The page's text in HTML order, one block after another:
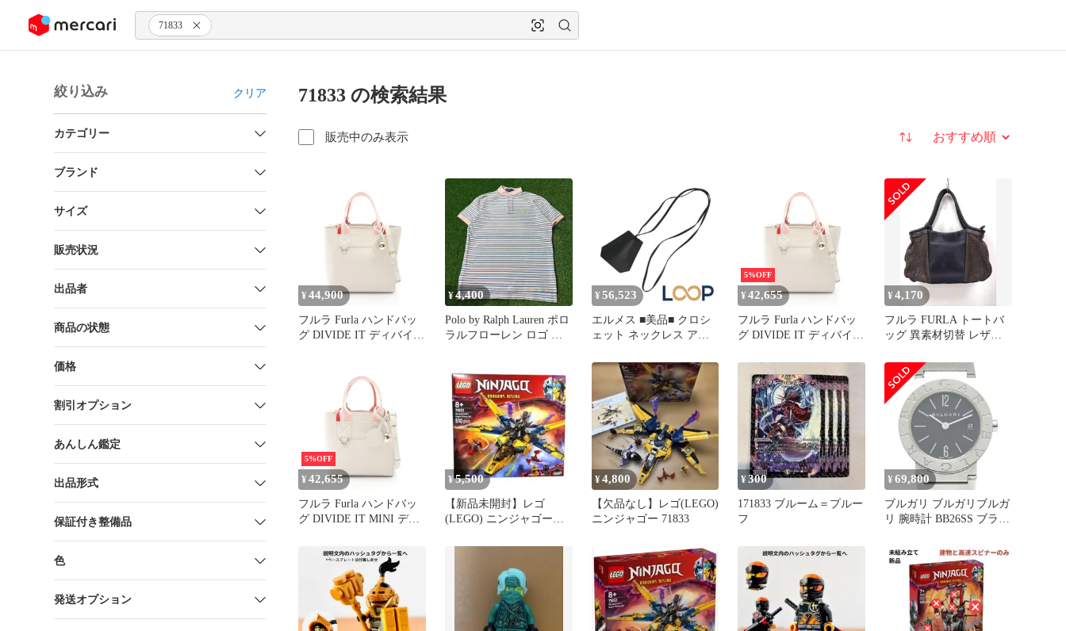
ツにスキップ 71833
絞り込み クリア
カテゴリー
ブランド
サイズ
販売状況
出品者
商品の状態
価格
割引オプション
あんしん鑑定
出品形式
保証付き整備品
色
発送オプション
71833 の検索結果
販売中のみ表示 並び替え
¥ 44,900
フルラ Furla ハンドバッ
グ DIVIDE IT ディバイデ
ザー ショルダーバッグ
レディース 新品
¥4,400
Polo by Ralph Lauren ポロ
ラルフローレン ロゴ 半
ート アメカジ 古着
b26071833【ポロシャ
ツ・ラガーシャツ】
¥ 56,523
エルメス ■美品■ クロシ
ェット ネックレス アク
ブラック □N刻 箱
【718335】1
5%OFF
¥ 42,655
フルラ Furla ハンドバッ
グ DIVIDE IT ディバイデ
WB02038BX44671833S レ
ザー ショルダーバッグ
レディース 新品
¥4,170
フルラ FURLA トートバ
ッグ 異素材切替 レザー
5%OFF
¥ 42,655
フルラ Furla ハンドバッ
グ DIVIDE IT MINI ディ
WB02068BX44671833S レ
ザー ショルダーバッグ
レディース 新品
¥5,500
【新品未開封】レゴ
(LEGO) ニンジャゴー
¥4,800
【欠品なし】レゴ(LEGO)
ニンジャゴー 71833
¥300
171833 ブルーム＝プルー
フ
¥ 69,800
ブルガリ ブルガリブルガ
リ 腕時計 BB26SS ブラッ
スチール レディース
BVLGARI【1-0271833】